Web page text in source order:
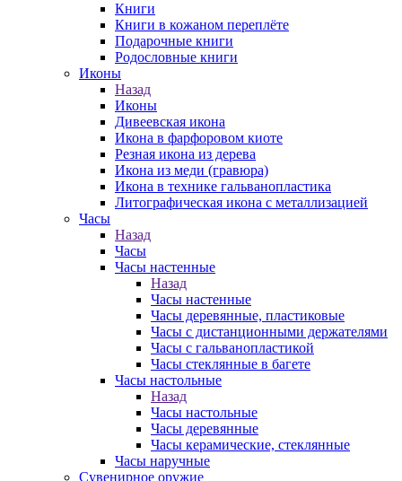
Книги
Книги в кожаном переплёте
Подарочные книги
Родословные книги
Иконы
Назад
Иконы
Дивеевская икона
Икона в фарфоровом киоте
Резная икона из дерева
Икона из меди (гравюра)
Икона в технике гальванопластика
Литографическая икона с металлизацией
Часы
Назад
Часы
Часы настенные
Назад
Часы настенные
Часы деревянные, пластиковые
Часы с дистанционными держателями
Часы с гальванопластикой
Часы стеклянные в багете
Часы настольные
Назад
Часы настольные
Часы деревянные
Часы керамические, стеклянные
Часы наручные
Сувенирное оружие